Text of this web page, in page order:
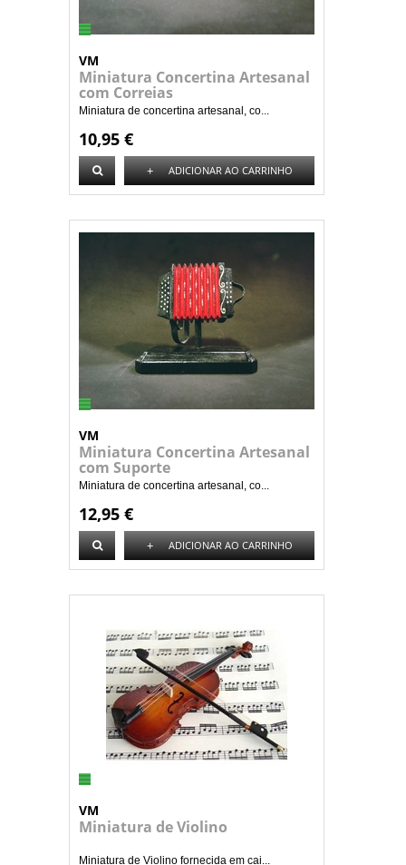
VM
Miniatura Concertina Artesanal
com Correias
Miniatura de concertina artesanal, co...
10,95 €
+ ADICIONAR AO CARRINHO
VM
Miniatura Concertina Artesanal
com Suporte
Miniatura de concertina artesanal, co...
12,95 €
+ ADICIONAR AO CARRINHO
VM
Miniatura de Violino
Miniatura de Violino fornecida em cai...